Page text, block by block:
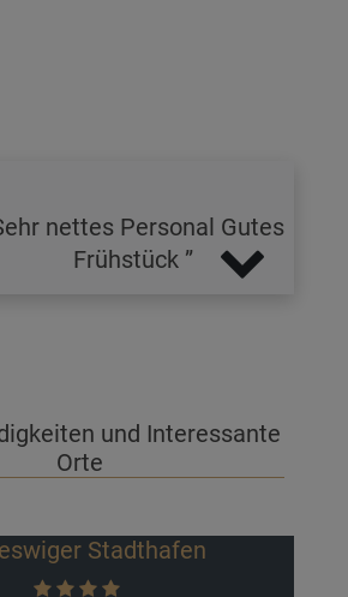
nettes Personal Gutes
Frühstück
und Interessante
Orte
Stadthafen